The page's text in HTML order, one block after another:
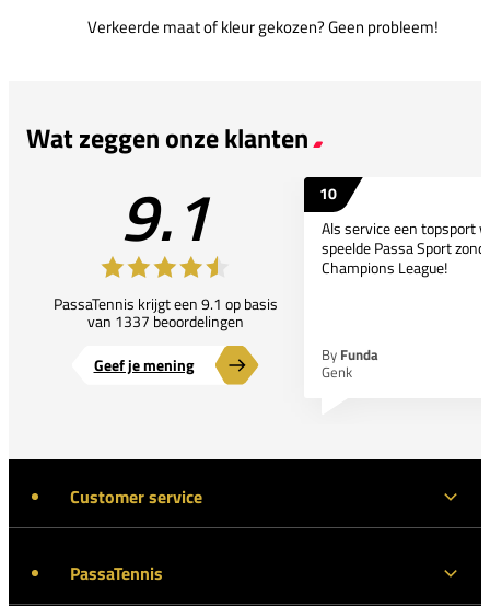
Verkeerde maat of kleur gekozen? Geen probleem!
Wat zeggen onze klanten
9.1
PassaTennis krijgt een 9.1 op basis
van 1337 beoordelingen
Geef je mening
10
Als service een topsport
speelde Passa Sport
Champions League!
By Funda
Genk
Customer service
PassaTennis